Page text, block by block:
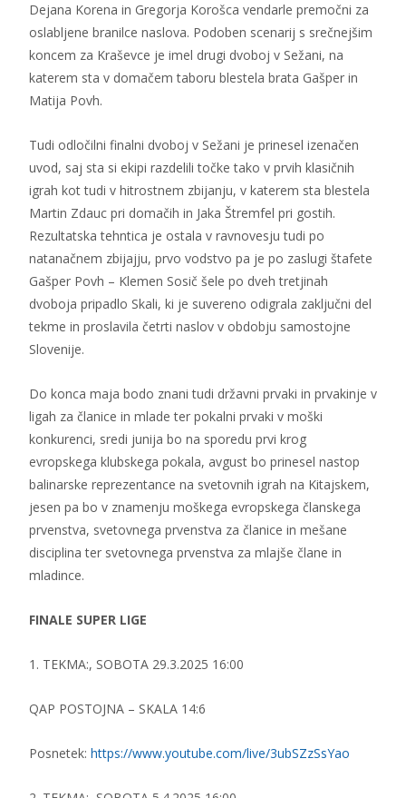
Dejana Korena in Gregorja Korošca vendarle premočni za
oslabljene branilce naslova. Podoben scenarij s srečnejšim
koncem za Kraševce je imel drugi dvoboj v Sežani, na
katerem sta v domačem taboru blestela brata Gašper in
Matija Povh.
Tudi odločilni finalni dvoboj v Sežani je prinesel izenačen
uvod, saj sta si ekipi razdelili točke tako v prvih klasičnih
igrah kot tudi v hitrostnem zbijanju, v katerem sta blestela
Martin Zdauc pri domačih in Jaka Štremfel pri gostih.
Rezultatska tehntica je ostala v ravnovesju tudi po
natanačnem zbijajju, prvo vodstvo pa je po zaslugi štafete
Gašper Povh – Klemen Sosič šele po dveh tretjinah
dvoboja pripadlo Skali, ki je suvereno odigrala zaključni del
tekme in proslavila četrti naslov v obdobju samostojne
Slovenije.
Do konca maja bodo znani tudi državni prvaki in prvakinje v
ligah za članice in mlade ter pokalni prvaki v moški
konkurenci, sredi junija bo na sporedu prvi krog
evropskega klubskega pokala, avgust bo prinesel nastop
balinarske reprezentance na svetovnih igrah na Kitajskem,
jesen pa bo v znamenju moškega evropskega članskega
prvenstva, svetovnega prvenstva za članice in mešane
disciplina ter svetovnega prvenstva za mlajše člane in
mladince.
FINALE SUPER LIGE
1. TEKMA:, SOBOTA 29.3.2025 16:00
QAP POSTOJNA – SKALA 14:6
Posnetek: https://www.youtube.com/live/3ubSZzSsYao